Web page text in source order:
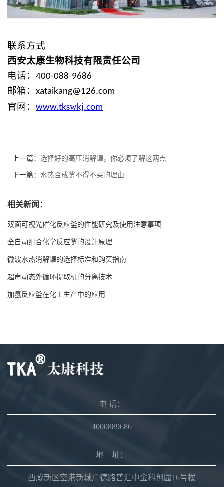
联系方式
西安太康生物科技有限责任公司
电话： 400-088-9686
邮箱： xataikang@126.com
官网： www.tkswkj.com
上一篇： 选择好的高压消解罐，你必须了解这两点
下一篇： 水热合成釜不得不买的理由
相关新闻：
双面可视光催化反应釜的性能研究及使用注意事项
全自动组合化学反应釜的设计原理
微波水热消解罐的选择标准和购买指南
超声动态外循环提取机的分离技术
加氢反应釜在化工生产中的应用
电 话：
4000889686
地 址：
西咸新区空港新城广德路普汇中金科创园16号楼